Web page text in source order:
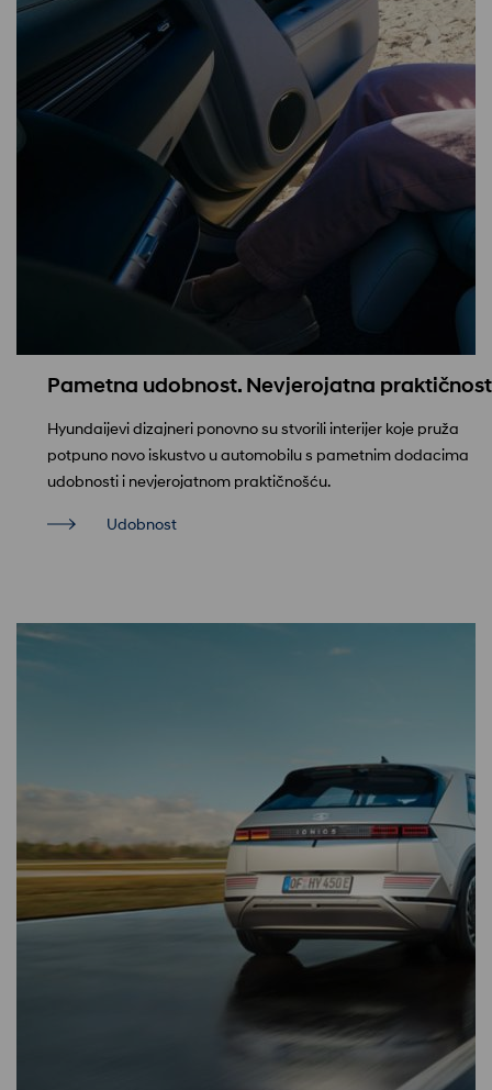
Pametna udobnost. Nevjerojatna
Hyundaijevi dizajneri ponovno su stvorili interijer koje pruža
potpuno novo iskustvo u automobilu s pametnim dodacima
udobnosti i nevjerojatnom praktičnošću.
Udobnost